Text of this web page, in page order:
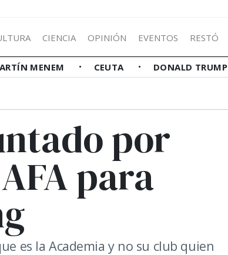
CIENCIA OPINIÓN EVENTOS RESTÓ
MENEM CEUTA DONALD TRUMP
por
para
es la Academia y no su club quien